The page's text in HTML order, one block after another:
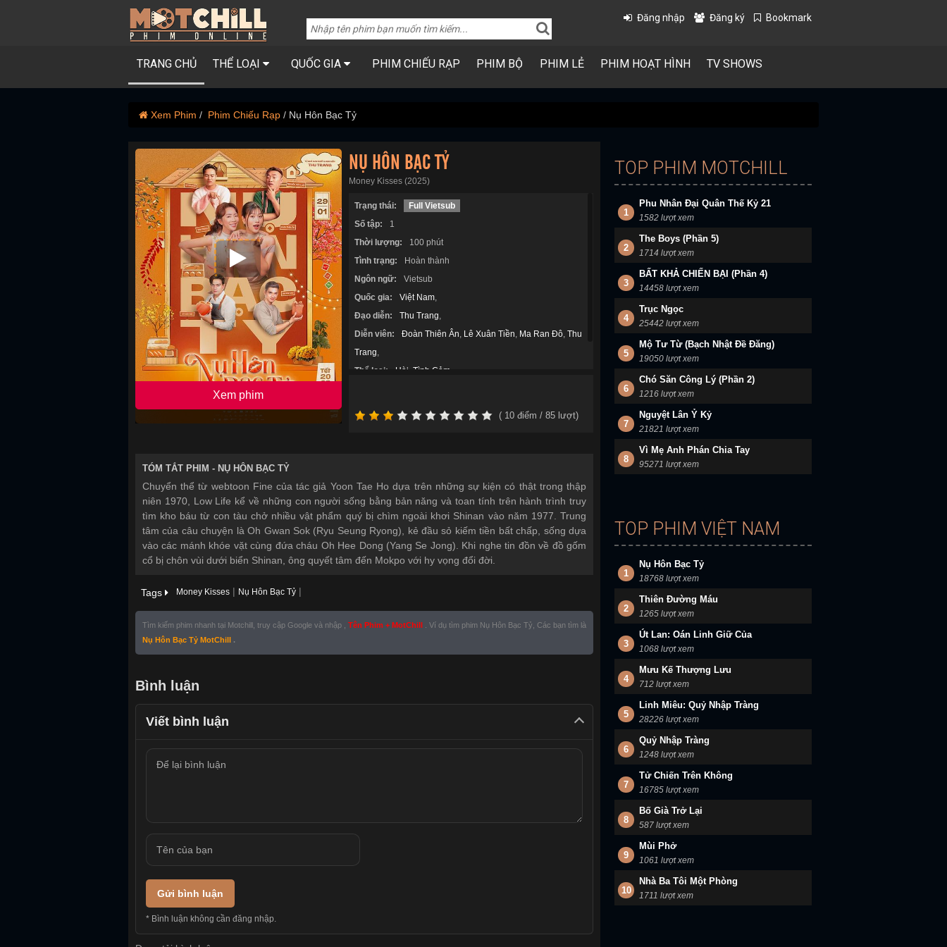
Đăng nhập Đăng ký Bookmark
TRANG CHỦ THỂ LOẠI QUỐC GIA PHIM CHIẾU RẠP PHIM BỘ PHIM LẺ PHIM HOẠT HÌNH TV SHOWS
Xem Phim Phim Chiếu Rạp Nụ Hôn Bạc Tỷ
Xem phim
NỤ HÔN BẠC TỶ
Money Kisses (2025)
Trạng thái:
Full Vietsub
Số tập:
1
Thời lượng:
100 phút
Tình trạng:
Hoàn thành
Ngôn ngữ:
Vietsub
Quốc gia:
Việt Nam,
Đạo diễn:
Thu Trang,
Diễn viên:
Đoàn Thiên Ân, Lê Xuân Tiền, Ma Ran Đô, Thu
Trang,
Thể loại:
Hài Tình Cảm
( 10điểm / 85lượt)
TÓM TẮT PHIM - NỤ HÔN BẠC TỶ
Chuyển thể từ webtoon Fine của tác giả Yoon Tae Ho dựa trên những sự kiện có thật trong thập
niên 1970, Low Life kể về những con người sống bằng bản năng và toan tính trên hành trình truy
tìm kho báu từ con tàu chở nhiều vật phẩm quý bị chìm ngoài khơi Shinan vào năm 1977. Trung
tâm của câu chuyện là Oh Gwan Sok (Ryu Seung Ryong), kẻ đầu sỏ kiếm tiền bất chấp, sống dựa
vào các mánh khóe vặt cùng đứa cháu Oh Hee Dong (Yang Se Jong). Khi nghe tin đồn về đồ gốm
cổ bị chôn vùi dưới biển Shinan, ông quyết tâm đến Mokpo với hy vọng đổi đời.
Tags Money Kisses | Nụ Hôn Bạc Tỷ |
Tìm kiếm phim nhanh tại Motchill, truy cập Google và nhập , Tên Phim + MotChill
. Ví dụ tìm phim Nụ Hôn Bạc Tỷ, Các bạn tìm là
Nụ Hôn Bạc Tỷ MotChill .
Bình luận
Viết bình luận
Gửi bình luận
* Bình luận không cần đăng nhập.
TOP PHIM MOTCHILL
1
Phu Nhân Đại Quân Thế Kỷ 21
1582 lượt xem
2
The Boys (Phần 5)
1714 lượt xem
3
BẤT KHẢ CHIẾN BẠI (Phần 4)
14458 lượt xem
4
Trục Ngọc
25442 lượt xem
5
Mộ Tư Từ (Bạch Nhật Đề Đăng)
19050 lượt xem
6
Chó Săn Công Lý (Phần 2)
1216 lượt xem
7
Nguyệt Lân Ỷ Kỷ
21821 lượt xem
8
Vì Mẹ Anh Phán Chia Tay
95271 lượt xem
TOP PHIM VIỆT NAM
1
Nụ Hôn Bạc Tỷ
18768 lượt xem
2
Thiên Đường Máu
1265 lượt xem
3
Út Lan: Oán Linh Giữ Của
1068 lượt xem
4
Mưu Kế Thượng Lưu
712 lượt xem
5
Linh Miêu: Quỷ Nhập Tràng
28226 lượt xem
6
Quỷ Nhập Tràng
1248 lượt xem
7
Tử Chiến Trên Không
16785 lượt xem
8
Bố Già Trở Lại
587 lượt xem
9
Mùi Phở
1061 lượt xem
10
Nhà Ba Tôi Một Phòng
1711 lượt xem